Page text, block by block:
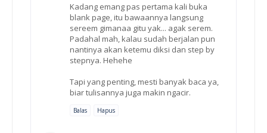
Kadang emang pas pertama kali buka
blank page, itu bawaannya langsung
sereem gimanaa gitu yak... agak serem.
Padahal mah, kalau sudah berjalan pun
nantinya akan ketemu diksi dan step by
stepnya. Hehehe
Tapi yang penting, mesti banyak baca ya,
biar tulisannya juga makin ngacir.
Balas Hapus